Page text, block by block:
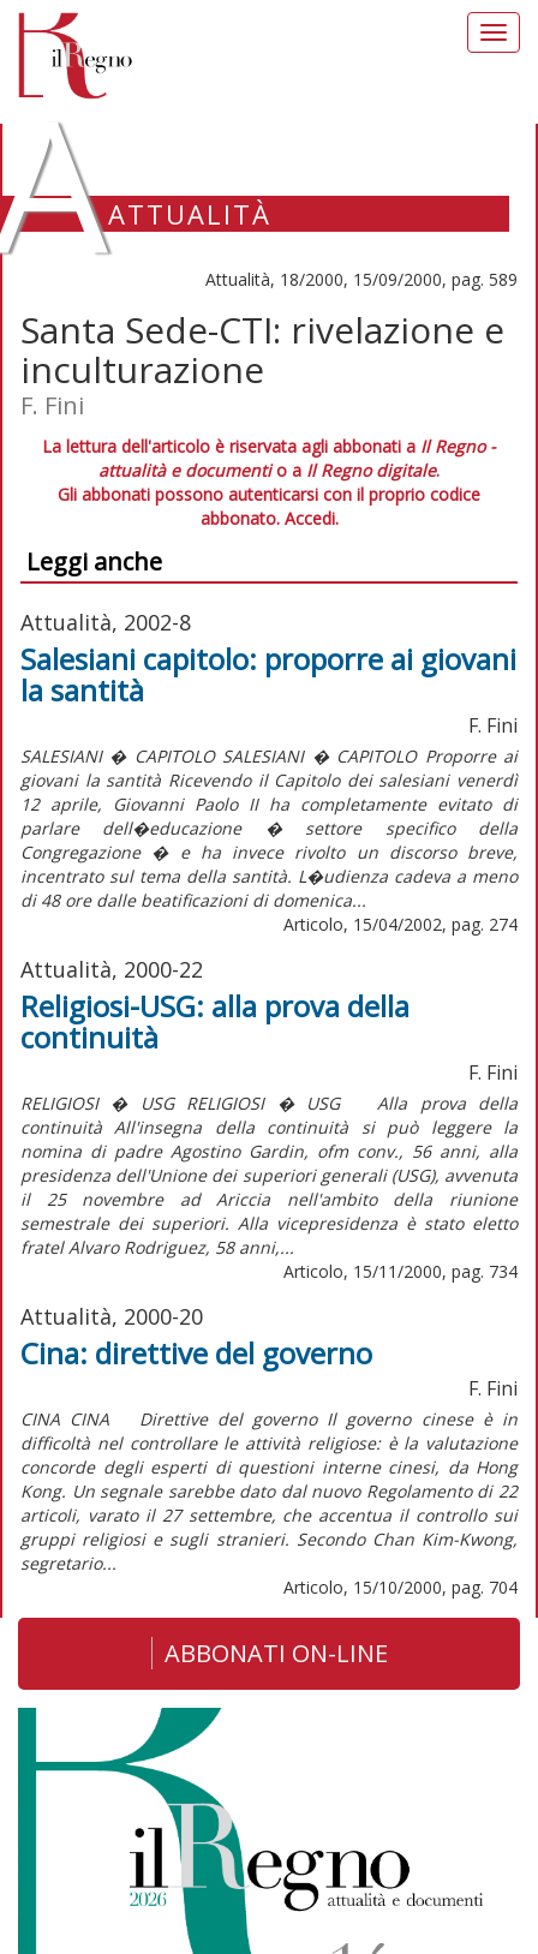
ATTUALITÀ
Attualità, 18/2000, 15/09/2000, pag. 589
Santa Sede-CTI: rivelazione e
inculturazione
F. Fini
La lettura dell'articolo è riservata agli abbonati a Il Regno -
attualità e documentio a Il Regno digitale.
Gli abbonati possono autenticarsi con il proprio codice
abbonato. Accedi.
Leggi anche
Attualità, 2002-8
Salesiani capitolo: proporre ai giovani
la santità
F. Fini
SALESIANI � CAPITOLO SALESIANI � CAPITOLO Proporre ai
giovani la santità Ricevendo il Capitolo dei salesiani venerdì
12 aprile, Giovanni Paolo II ha completamente evitato di
parlare dell�educazione � settore specifico della
Congregazione � e ha invece rivolto un discorso breve,
incentrato sul tema della santità. L�udienza cadeva a meno
di 48 ore dalle beatificazioni di domenica...
Articolo, 15/04/2002, pag. 274
Attualità, 2000-22
Religiosi-USG: alla prova della
continuità
F. Fini
RELIGIOSI � USG RELIGIOSI � USG Alla prova della
continuità All'insegna della continuità si può leggere la
nomina di padre Agostino Gardin, ofm conv., 56 anni, alla
presidenza dell'Unione dei superiori generali (USG), avvenuta
il 25 novembre ad Ariccia nell'ambito della riunione
semestrale dei superiori. Alla vicepresidenza è stato eletto
fratel Alvaro Rodriguez, 58 anni,...
Articolo, 15/11/2000, pag. 734
Attualità, 2000-20
Cina: direttive del governo
F. Fini
CINA CINA Direttive del governo Il governo cinese è in
difficoltà nel controllare le attività religiose: è la valutazione
concorde degli esperti di questioni interne cinesi, da Hong
Kong. Un segnale sarebbe dato dal nuovo Regolamento di 22
articoli, varato il 27 settembre, che accentua il controllo sui
gruppi religiosi e sugli stranieri. Secondo Chan Kim-Kwong,
segretario...
Articolo, 15/10/2000, pag. 704
ABBONATI ON-LINE